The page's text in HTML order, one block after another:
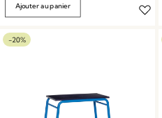
Ajouter au panier
-20%